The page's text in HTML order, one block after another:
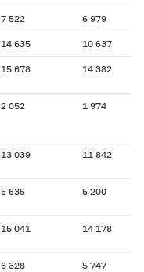
7 522 6 979
14 635 10 637
15 678 14 382
2 052 1 974
13 039 11 842
5 635 5 200
15 041 14 178
6 328 5 747